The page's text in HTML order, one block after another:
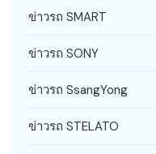
ข่าวรถ SMART
ข่าวรถ SONY
ข่าวรถ SsangYong
ข่าวรถ STELATO